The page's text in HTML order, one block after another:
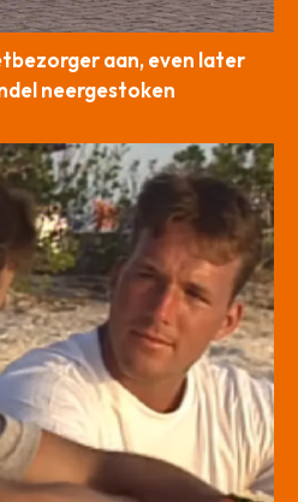
aan, even later
neergestoken